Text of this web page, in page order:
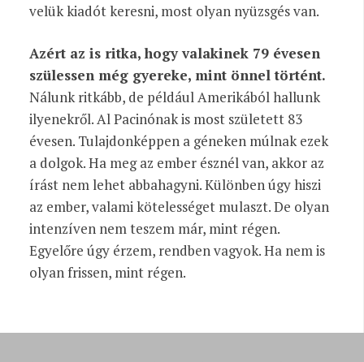
velük kiadót keresni, most olyan nyüzsgés van.
Azért az is ritka, hogy valakinek 79 évesen
szülessen még gyereke, mint önnel történt.
Nálunk ritkább, de például Amerikából hallunk
ilyenekről. Al Pacinónak is most született 83
évesen. Tulajdonképpen a géneken múlnak ezek
a dolgok. Ha meg az ember észnél van, akkor az
írást nem lehet abbahagyni. Különben úgy hiszi
az ember, valami kötelességet mulaszt. De olyan
intenzíven nem teszem már, mint régen.
Egyelőre úgy érzem, rendben vagyok. Ha nem is
olyan frissen, mint régen.